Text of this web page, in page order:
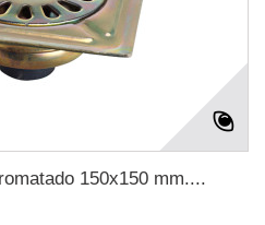
150x150 mm....